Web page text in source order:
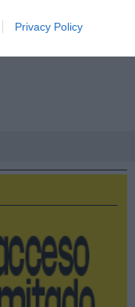
Privacy Policy